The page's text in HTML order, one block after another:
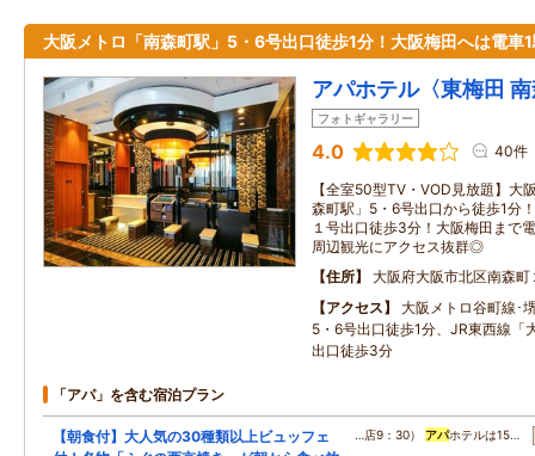
大阪メトロ「南森町駅」5・6号出口徒歩1分！大阪梅田へは電車
アパホテル〈東梅田
フォトギャラリー
4.0 40件
【全室50型TV・VOD見放題】大
森町駅」5・6号出口から徒歩1分
１号出口徒歩3分！大阪梅田まで
周辺観光にアクセス抜群◎
住所
大阪府大阪市北区南森町
アクセス
大阪メトロ谷町線･
5・6号出口徒歩1分、JR東西線「
出口徒歩3分
「アパ」を含む宿泊プラン
【朝食付】大人気の30種類以上ビュッフェ
…店9：30） アパホテルは15…